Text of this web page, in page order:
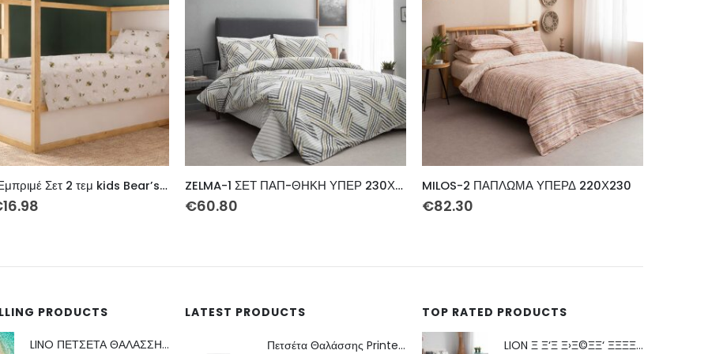
ZELMA-1 ΣΕΤ ΠΑΠ-ΘΗΚΗ ΥΠΕΡ 230Χ240 3ΤΕΜ MILOS-2 ΠΑΠΛΩΜΑ ΥΠΕΡΔ 220Χ230
€82.30 €194.30
PRODUCTS
LINO ΠΕΤΣΕΤΑ ΘΑΛΑΣΣΗΣ AFRICAN BROWN 86X160
LATEST PRODUCTS
Πετσέτα Θαλάσσης Printed Fruits No.3
TOP RATED PRODUCTS
LION Ξ Ξ‘Ξ Ξ›Ξ©ΞΞ‘ ΞΞΞΞ 160Ξ§230